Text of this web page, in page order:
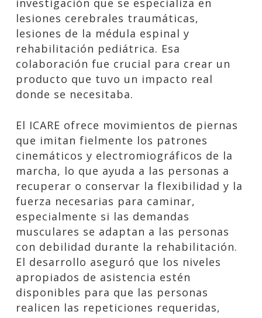
investigación que se especializa en
lesiones cerebrales traumáticas,
lesiones de la médula espinal y
rehabilitación pediátrica. Esa
colaboración fue crucial para crear un
producto que tuvo un impacto real
donde se necesitaba.
El ICARE ofrece movimientos de piernas
que imitan fielmente los patrones
cinemáticos y electromiográficos de la
marcha, lo que ayuda a las personas a
recuperar o conservar la flexibilidad y la
fuerza necesarias para caminar,
especialmente si las demandas
musculares se adaptan a las personas
con debilidad durante la rehabilitación.
El desarrollo aseguró que los niveles
apropiados de asistencia estén
disponibles para que las personas
realicen las repeticiones requeridas,